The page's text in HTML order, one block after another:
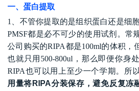
一、蛋白提取
1
、不管你提取的是组织蛋白还是细
PMSF都是必不可少的使用试剂。常
公司购买的RIPA都是100ml的体积，
也就只用 500-800ul ，那么即便你身
RIPA也可以用上至少一个学期。所
用量将RIPA分装保存，避免反复冻